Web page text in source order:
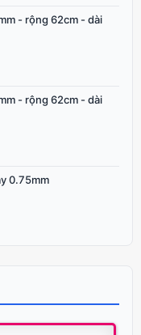
- rộng 62cm - dài
- rộng 62cm - dài
0.75mm